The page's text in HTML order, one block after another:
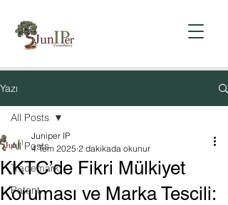
Yazı
All Posts
Trademark
Patent
All Posts
KKTC’de Fikri Mülkiyet
Koruması ve Marka Tescili:
Juniper IP
4 Tem 2025 2 dakikada okunur